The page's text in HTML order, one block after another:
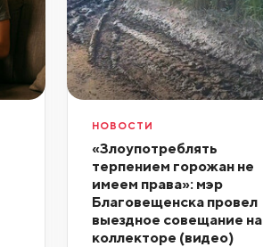
НОВОСТИ
«Злоупотреблять
терпением горожан не
имеем права»: мэр
Благовещенска провел
выездное совещание на
коллекторе (видео)